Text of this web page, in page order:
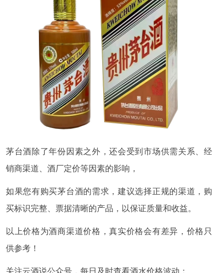
茅台酒除了年份因素之外，还会受到市场供需关系、经
销商渠道、酒厂定价等因素的影响，
如果您有购买茅台酒的需求，建议选择正规的渠道，购
买标识完整、票据清晰的产品，以保证质量和收益。
以上价格为酒商渠道价格，真实价格会有差异，价格只
供参考！
关注云酒说公众号，每日及时查看酒水价格波动：